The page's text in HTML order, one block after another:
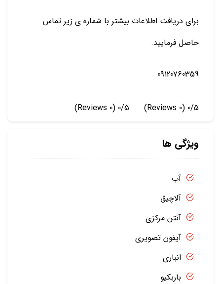
برای دریافت اطلاعات بیشتر با شماره ی زیر تماس
حاصل فرمایید.
09120760359
0/5
(0 Reviews)
0/5
(0 Reviews)
ویژگی ها
آب
آلاچیق
آنتن مرکزی
آیفون تصویری
انباری
باربکیو